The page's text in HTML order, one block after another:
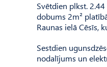
Svētdien plkst.
dobums 2m²
Raunas ielā Cēsīs,
Sestdien
nodalījums un